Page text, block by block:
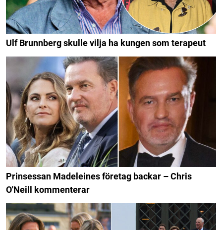
Ulf Brunnberg skulle vilja ha kungen som terapeut
Prinsessan Madeleines företag backar – Chris
O'Neill kommenterar